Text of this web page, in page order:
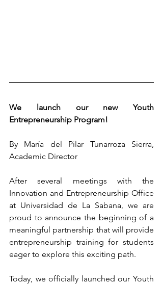
We launch our new Youth
Entrepreneurship Program!
By María del Pilar Tunarroza Sierra,
Academic Director
After several meetings with the
Innovation and Entrepreneurship Office
at Universidad de La Sabana, we are
proud to announce the beginning of a
meaningful partnership that will provide
entrepreneurship training for students
eager to explore this exciting path.
Today, we officially launched our Youth